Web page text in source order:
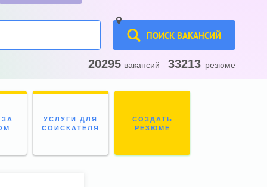
ПОИСК ВАКАНСИЙ
20295 вакансий 33213 резюме
УСЛУГИ ДЛЯ
СОИСКАТЕЛЯ
СОЗДАТЬ
РЕЗЮМЕ